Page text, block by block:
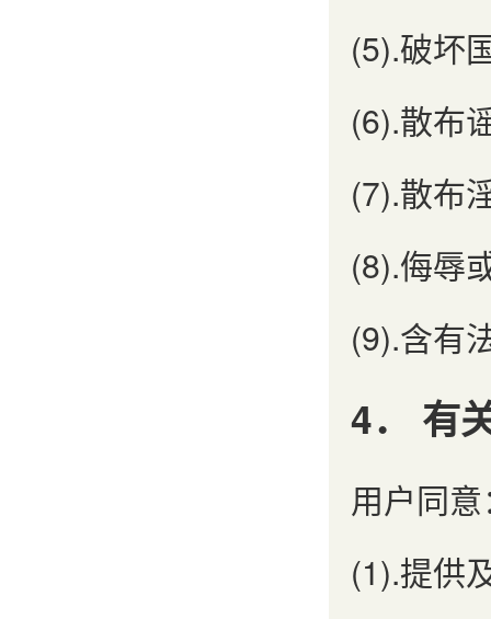
(5).破坏
(6).散布
(7).散布
(8).侮辱
(9).含有
4． 有
用户同
(1).提供